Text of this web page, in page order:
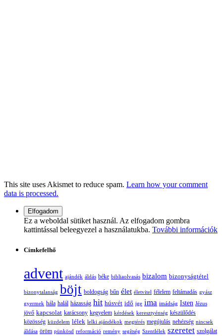
This site uses Akismet to reduce spam. Learn how your comment
data is processed.
Ez a weboldal sütiket használ. Az elfogadom gombra
kattintással beleegyezel a használatukba. További információk
Címkefelhő
advent ajándék áldás béke bibliaolvasás bizalom bizonyságtétel
bizonytalanság böjt boldogság bűn élet életvitel félelem feltámadás gyász
gyermek hála halál házasság hit húsvét idő ige ima imádság Isten Jézus
jövő kapcsolat karácsony kegyelem kérdések keresztyénség készülődés
közösség küzdelem lélek lelki ajándékok megtérés megújulás nehézség nincsek
áldása öröm pünkösd reformáció remény segítség Szentlélek szeretet szolgálat